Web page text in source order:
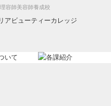
容師美容師養成校